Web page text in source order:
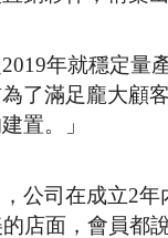
年就穩定
了滿足龐大顧
置。」
公司在成立2
店面，會員都